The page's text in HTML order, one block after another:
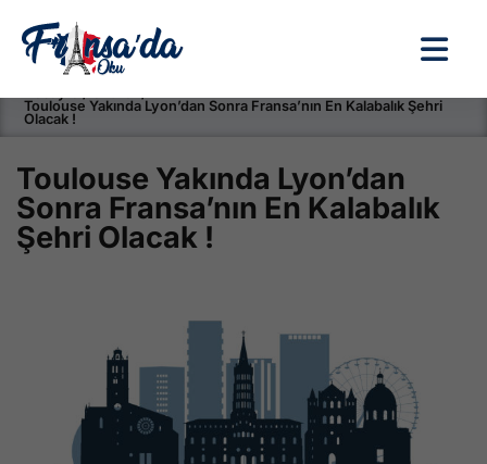
Toulouse Yakında Lyon’dan Sonra Fransa’nın En Kalabalık Şehri
Olacak !
Toulouse Yakında Lyon’dan
Sonra Fransa’nın En Kalabalık
Şehri Olacak !